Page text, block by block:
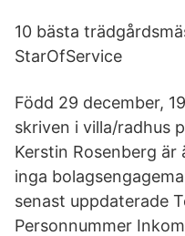
10 bästa
StarOfService
Född 29 december,
skriven i villa/radhus
Kerstin Rosenberg är
inga
senast uppdaterade
Personnummer